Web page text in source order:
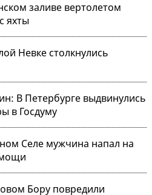
заливе вертолетом
яхты
Невке столкнулись
В Петербурге выдвинулись
в Госдуму
Селе мужчина напал на
Бору повредили